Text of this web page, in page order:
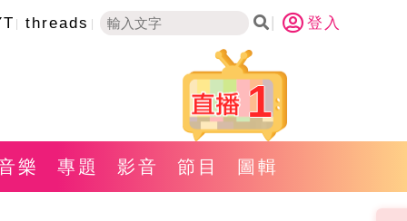
threads 登入
1
樂 專題 影音 節目 圖輯